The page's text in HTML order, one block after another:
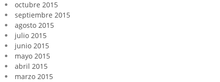
octubre 2015
septiembre 2015
agosto 2015
julio 2015
junio 2015
mayo 2015
abril 2015
marzo 2015